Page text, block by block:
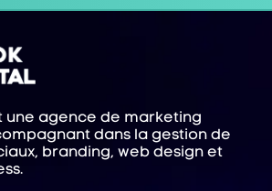
une agence de marketing
dans la gestion de
branding, web design et